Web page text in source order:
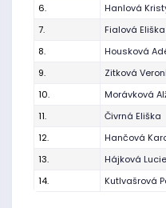
6.
Hanlová
7.
Fialová Eliška
8.
Housková
9.
Zitková
10.
Morávková
11.
Čivrná Eliška
12.
Hančová
13.
Hájková Lucie
14.
Kutlvašrová